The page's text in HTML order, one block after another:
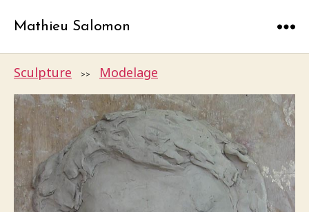
Mathieu Salomon
Sculpture >> Modelage